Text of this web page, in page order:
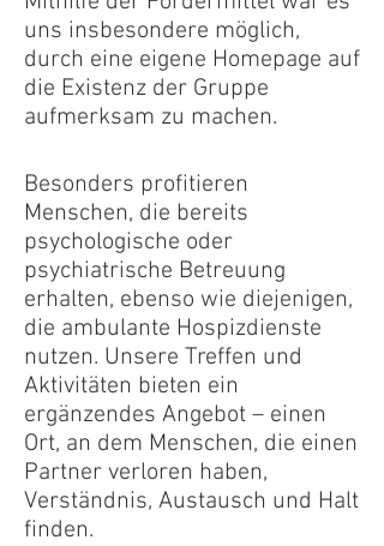
uns insbesondere möglich,
durch eine eigene Homepage auf
die Existenz der Gruppe
aufmerksam zu machen.
Besonders profitieren
Menschen, die bereits
psychologische oder
psychiatrische Betreuung
erhalten, ebenso wie diejenigen,
die ambulante Hospizdienste
nutzen. Unsere Treffen und
Aktivitäten bieten ein
ergänzendes Angebot – einen
Ort, an dem Menschen, die einen
Partner verloren haben,
Verständnis, Austausch und Halt
finden.